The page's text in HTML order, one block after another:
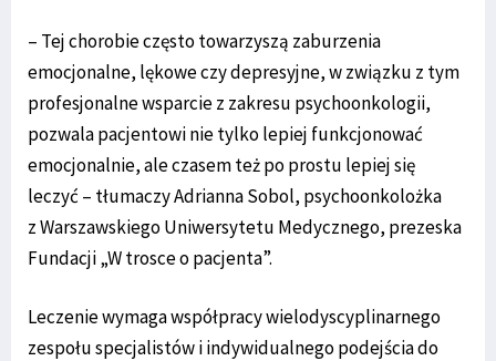
– Tej chorobie często towarzyszą zaburzenia
emocjonalne, lękowe czy depresyjne, w związku z tym
profesjonalne wsparcie z zakresu psychoonkologii,
pozwala pacjentowi nie tylko lepiej funkcjonować
emocjonalnie, ale czasem też po prostu lepiej się
leczyć – tłumaczy Adrianna Sobol, psychoonkolożka
z Warszawskiego Uniwersytetu Medycznego, prezeska
Fundacji „W trosce o pacjenta”.
Leczenie wymaga współpracy wielodyscyplinarnego
zespołu specjalistów i indywidualnego podejścia do